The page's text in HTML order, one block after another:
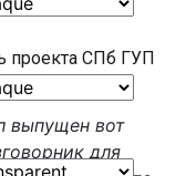
проекта СПб ГУП
выпущен вот
для